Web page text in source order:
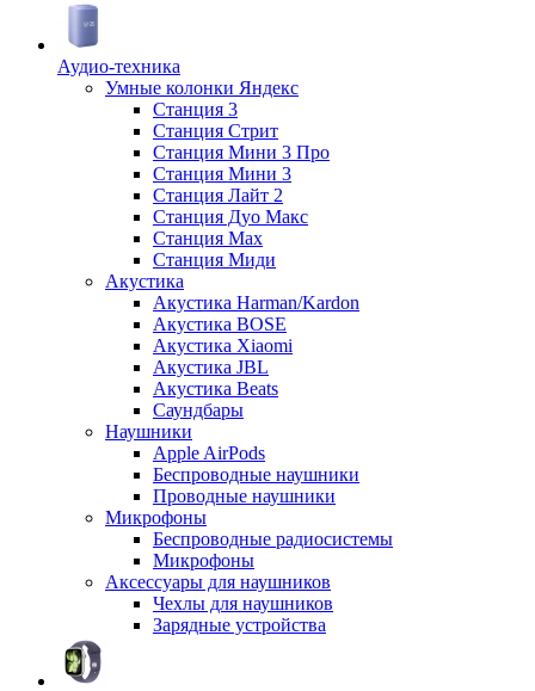
Аудио-техника
Умные колонки Яндекс
Станция 3
Станция Стрит
Станция Мини 3 Про
Станция Мини 3
Станция Лайт 2
Станция Дуо Макс
Станция Max
Станция Миди
Акустика
Акустика Harman/Kardon
Акустика BOSE
Акустика Xiaomi
Акустика JBL
Акустика Beats
Саундбары
Наушники
Apple AirPods
Беспроводные наушники
Проводные наушники
Микрофоны
Беспроводные радиосистемы
Микрофоны
Аксессуары для наушников
Чехлы для наушников
Зарядные устройства